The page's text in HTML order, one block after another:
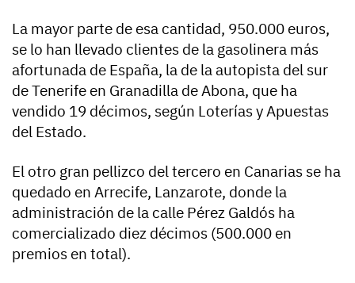
La mayor parte de esa cantidad, 950.000 euros,
se lo han llevado clientes de la gasolinera más
afortunada de España, la de la autopista del sur
de Tenerife en Granadilla de Abona, que ha
vendido 19 décimos, según Loterías y Apuestas
del Estado.
El otro gran pellizco del tercero en Canarias se ha
quedado en Arrecife, Lanzarote, donde la
administración de la calle Pérez Galdós ha
comercializado diez décimos (500.000 en
premios en total).